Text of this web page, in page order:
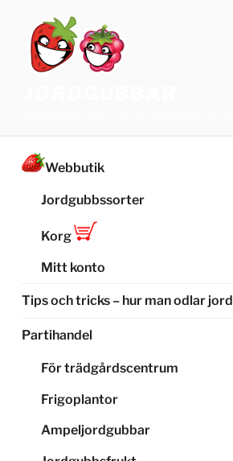
innehåll
Webbutik
Jordgubbssorter
Korg
Mitt konto
Tips och tricks – hur man odlar
Partihandel
För trädgårdscentrum
Frigoplantor
Ampeljordgubbar